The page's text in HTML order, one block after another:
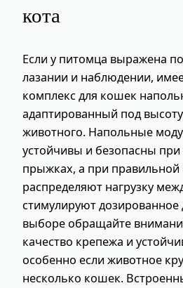
кота
Если у питомца выражена
лазании и наблюдении,
комплекс для кошек
адаптированный под
животного. Напольные
устойчивы и безопасны
прыжках, а при
распределяют нагрузку
стимулируют
выборе обращайте
качество крепежа и
особенно если животное
несколько кошек.